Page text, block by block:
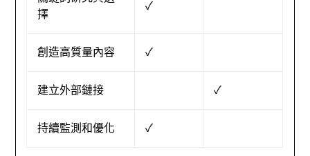
擇
✓
創造高質量內容 ✓
建立外部鏈接 ✓
持續監測和優化 ✓